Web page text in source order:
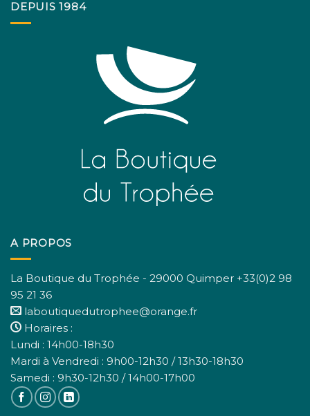
DEPUIS 1984
A PROPOS
La Boutique du Trophée - 29000 Quimper +33(0)2 98
95 21 36
laboutiquedutrophee@orange.fr
Horaires :
Lundi : 14h00-18h30
Mardi à Vendredi : 9h00-12h30 / 13h30-18h30
Samedi : 9h30-12h30 / 14h00-17h00